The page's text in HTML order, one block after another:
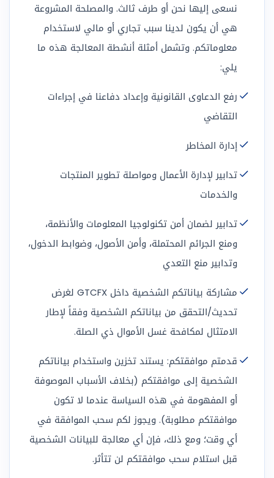
نسعى إليها نحن أو طرف ثالث. والمصلحة المشروعة
هي أن يكون لدينا سبب تجاري أو مالي لاستخدام
معلوماتكم. وتشمل أمثلة أنشطة المعالجة هذه ما
يلي:
رفع الدعاوى القانونية وإعداد دفاعنا في إجراءات
التقاضي
إدارة المخاطر
تدابير لإدارة الأعمال ومواصلة تطوير المنتجات
والخدمات
تدابير لضمان أمن تكنولوجيا المعلومات والأنظمة،
ومنع الجرائم المحتملة، وأمن الأصول، وضوابط الدخول،
وتدابير منع التعدي
مشاركة بياناتكم الشخصية داخل GTCFX لغرض
تحديث/التحقق من بياناتكم الشخصية وفقاً لإطار
الامتثال لمكافحة غسل الأموال ذي الصلة.
قدمتم موافقتكم: يستند تخزين واستخدام بياناتكم
الشخصية إلى موافقتكم (بخلاف الأسباب الموصوفة
أو المفهومة في هذه السياسة عندما لا تكون
موافقتكم مطلوبة). ويجوز لكم سحب الموافقة في
أي وقت؛ ومع ذلك، فإن أي معالجة للبيانات الشخصية
قبل استلام سحب موافقتكم لن تتأثر.